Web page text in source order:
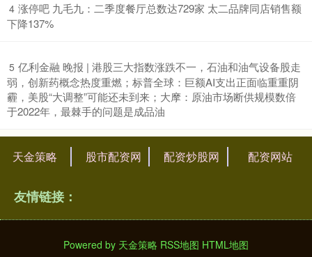
4 ​涨停吧 九毛九：二季度餐厅总数达729家 太二品牌同店销售额
下降137%
5 ​亿利金融 晚报 | 港股三大指数涨跌不一，石油和油气设备股走
弱，创新药概念热度重燃；标普全球：巨额AI支出正面临重重阴
霾，美股“大调整”可能还未到来；大摩：原油市场断供规模数倍
于2022年，最棘手的问题是成品油
天金策略 股市配资网 配资炒股网 配资网站
友情链接：
Powered by 天金策略 RSS地图 HTML地图